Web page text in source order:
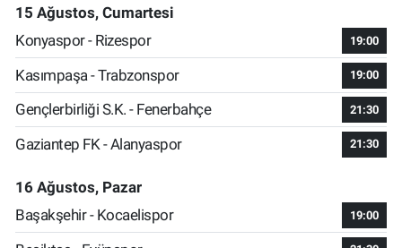
15 Ağustos, Cumartesi
Konyaspor - Rizespor
19:00
Kasımpaşa - Trabzonspor 19:00
Gençlerbirliği S.K. - Fenerbahçe 21:30
Gaziantep FK - Alanyaspor 21:30
16 Ağustos, Pazar
Başakşehir - Kocaelispor
19:00